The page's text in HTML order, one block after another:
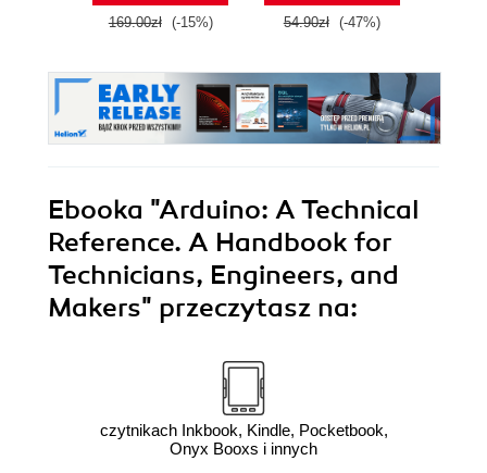
169.00zł (-15%) 54.90zł (-47%)
Ebooka "Arduino: A Technical
Reference. A Handbook for
Technicians, Engineers, and
Makers" przeczytasz na:
czytnikach Inkbook, Kindle, Pocketbook,
Onyx Booxs i innych